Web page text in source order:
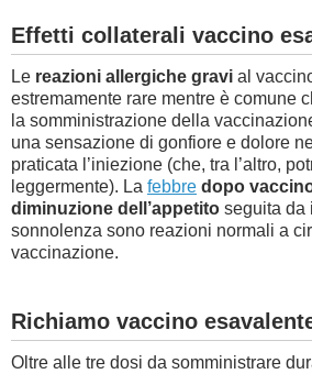
Effetti collaterali vaccino
Le reazioni allergiche gravi al
estremamente rare mentre è comune
la somministrazione della
una sensazione di gonfiore e dolore
praticata l’iniezione (che, tra l’altro,
leggermente). La febbre dopo
diminuzione dell’appetito seguita da
sonnolenza sono reazioni normali a
vaccinazione.
Richiamo vaccino
Oltre alle tre dosi da somministrare